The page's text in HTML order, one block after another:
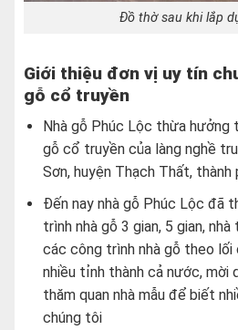
Đồ thờ sau khi lắp
Giới thiệu đơn vị uy tín
gỗ cổ truyền
Nhà gỗ Phúc Lộc thừa hưởng
gỗ cổ truyền của làng nghề
Sơn, huyện Thạch Thất, thành
Đến nay nhà gỗ Phúc Lộc đã
trình nhà gỗ 3 gian, 5 gian,
các công trình nhà gỗ theo
nhiều tỉnh thành cả nước, mời
thăm quan nhà mẫu để biết
chúng tôi